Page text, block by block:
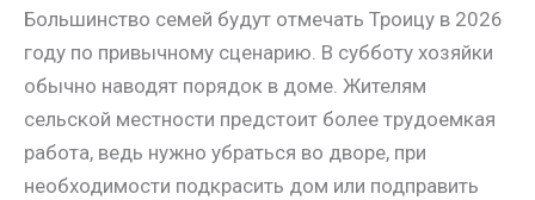
Большинство семей будут отмечать Троицу в 2026
году по привычному сценарию. В субботу хозяйки
обычно наводят порядок в доме. Жителям
сельской местности предстоит более трудоемкая
работа, ведь нужно убраться во дворе, при
необходимости подкрасить дом или подправить